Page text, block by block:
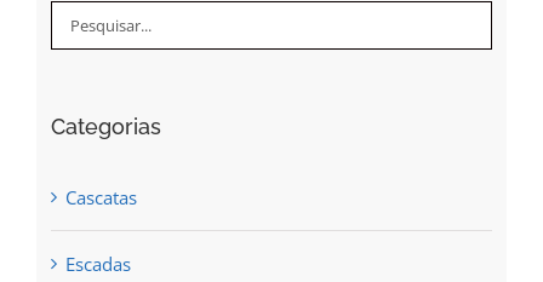
Categorias
Cascatas
Escadas